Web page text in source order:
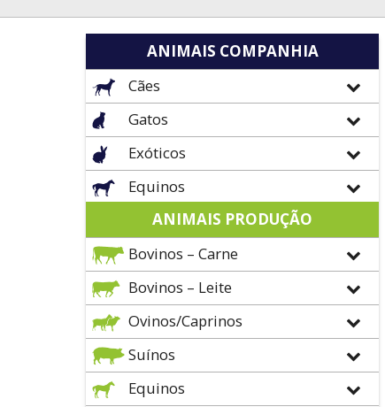
ANIMAIS COMPANHIA
Cães
Gatos
Exóticos
Equinos
ANIMAIS PRODUÇÃO
Bovinos – Carne
Bovinos – Leite
Ovinos/Caprinos
Suínos
Equinos